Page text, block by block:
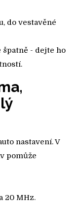
do vestavěné
- dejte ho
nastavení. V
pomůže
20 MHz.